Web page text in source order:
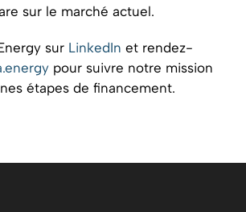
sur le marché actuel.
sur LinkedIn et rendez-
pour suivre notre mission
étapes de financement.